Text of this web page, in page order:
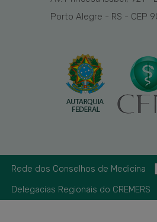
Porto Alegre - RS - CEP
Rede dos Conselhos de Medicina
Delegacias Regionais do CREMERS